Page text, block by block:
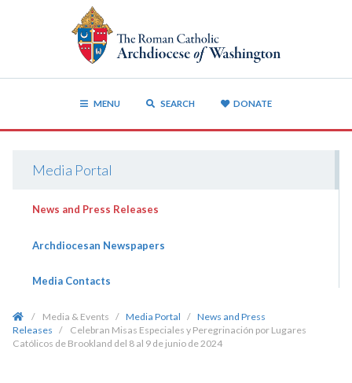
MENU SEARCH DONATE
Media Portal
News and Press Releases
Archdiocesan Newspapers
Media Contacts
/ Media & Events / Media Portal / News and Press
Releases
/
Celebran Misas Especiales y Peregrinación por Lugares
Católicos de Brookland del 8 al 9 de junio de 2024